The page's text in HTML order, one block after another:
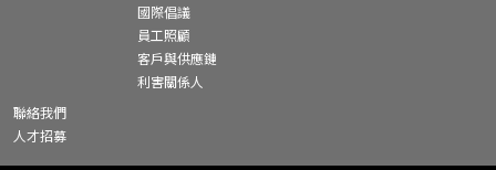
國際倡議
員工照顧
客戶與供應鏈
利害關係人
聯絡我們
人才招募